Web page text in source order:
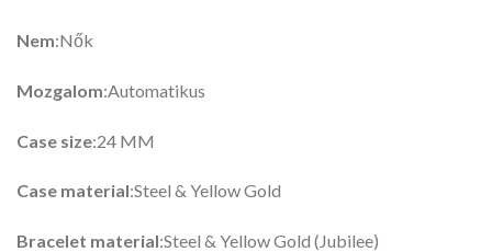
Nem:Nők
Mozgalom:Automatikus
Case size:24 MM
Case material:Steel & Yellow Gold
Bracelet material:Steel & Yellow Gold (Jubilee)